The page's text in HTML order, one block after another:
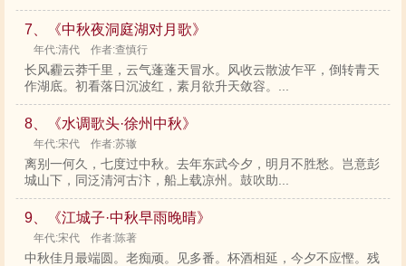
7、《中秋夜洞庭湖对月歌》
年代:清代 作者:查慎行
长风霾云莽千里，云气蓬蓬天冒水。风收云散波乍平，倒转青天
作湖底。初看落日沉波红，素月欲升天敛容。...
8、《水调歌头·徐州中秋》
年代:宋代 作者:苏辙
离别一何久，七度过中秋。去年东武今夕，明月不胜愁。岂意彭
城山下，同泛清河古汴，船上载凉州。鼓吹助...
9、《江城子·中秋早雨晚晴》
年代:宋代 作者:陈著
中秋佳月最端圆。老痴顽。见多番。杯酒相延，今夕不应慳。残